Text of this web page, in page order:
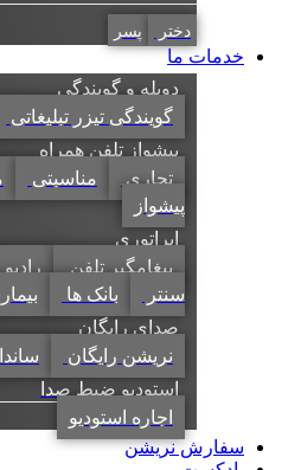
دختر پسر
خدمات ما
دوبله و گویندگی
گویندگی تیزر تبلیغاتی
پیشواز تلفن همراه
تجاری
مناسبتی
پیشواز
اپراتوری
پیغامگیر تلفن
سنتر
بانک ها
صدای رایگان
نریشن رایگان
استودیو ضبط صدا
اجاره استودیو
سفارش نریشن